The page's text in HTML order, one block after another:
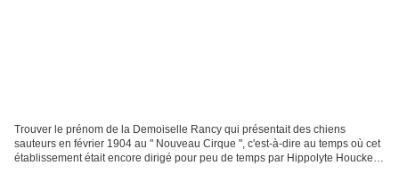
Trouver le prénom de la Demoiselle Rancy qui présentait des chiens
sauteurs en février 1904 au " Nouveau Cirque ", c'est-à-dire au temps où cet
établissement était encore dirigé pour peu de temps par Hippolyte Houcke,